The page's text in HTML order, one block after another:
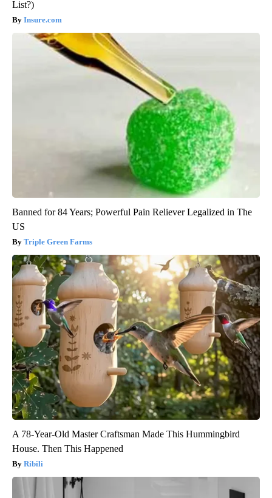
List?)
Insure.com
Banned for 84 Years; Powerful Pain Reliever Legalized in The
US
Triple Green Farms
A 78-Year-Old Master Craftsman Made This Hummingbird
House. Then This Happened
Ribili